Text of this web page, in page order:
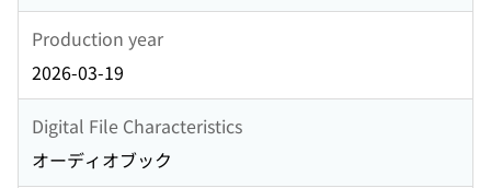
Production year
2026-03-19
Digital File Characteristics
オーディオブック